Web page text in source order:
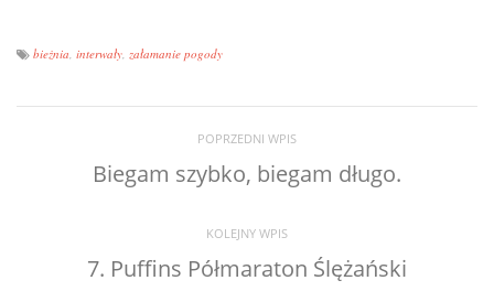
bieżnia interwały załamanie pogody
POPRZEDNI WPIS
Biegam szybko, biegam długo.
KOLEJNY WPIS
7. Puffins Półmaraton Ślężański